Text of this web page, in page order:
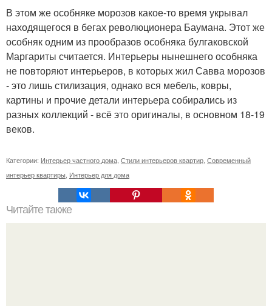
В этом же особняке морозов какое-то время укрывал
находящегося в бегах революционера Баумана. Этот же
особняк одним из прообразов особняка булгаковской
Маргариты считается. Интерьеры нынешнего особняка
не повторяют интерьеров, в которых жил Савва морозов
- это лишь стилизация, однако вся мебель, ковры,
картины и прочие детали интерьера собирались из
разных коллекций - всё это оригиналы, в основном 18-19
веков.
Категории: Интерьер частного дома Стили интерьеров квартир Современный
интерьер квартиры Интерьер для дома
Читайте также